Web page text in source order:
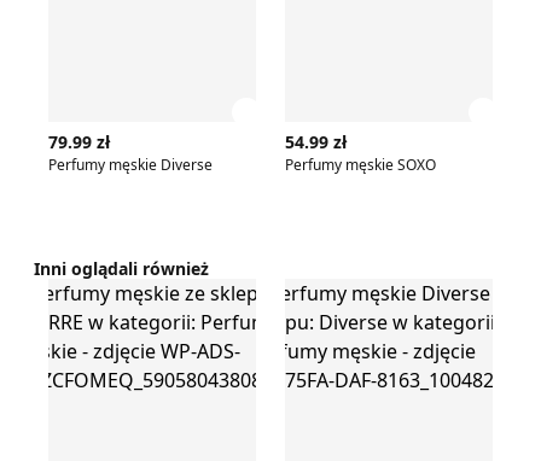
79.99 zł
Perfumy męskie Diverse
54.99 zł
Perfumy męskie SOXO
Inni oglądali również
Perfumy męskie Perfumy męskie Diverse